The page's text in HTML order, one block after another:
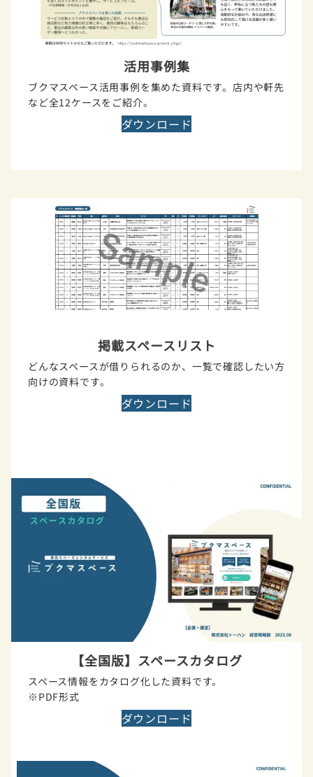
活用事例集
ブクマスペース活用事例を集めた資料です。店内や軒先
など全12ケースをご紹介。
ダウンロード
掲載スペースリスト
どんなスペースが借りられるのか、一覧で確認したい方
向けの資料です。
ダウンロード
【全国版】スペースカタログ
スペース情報をカタログ化した資料です。
※PDF形式
ダウンロード